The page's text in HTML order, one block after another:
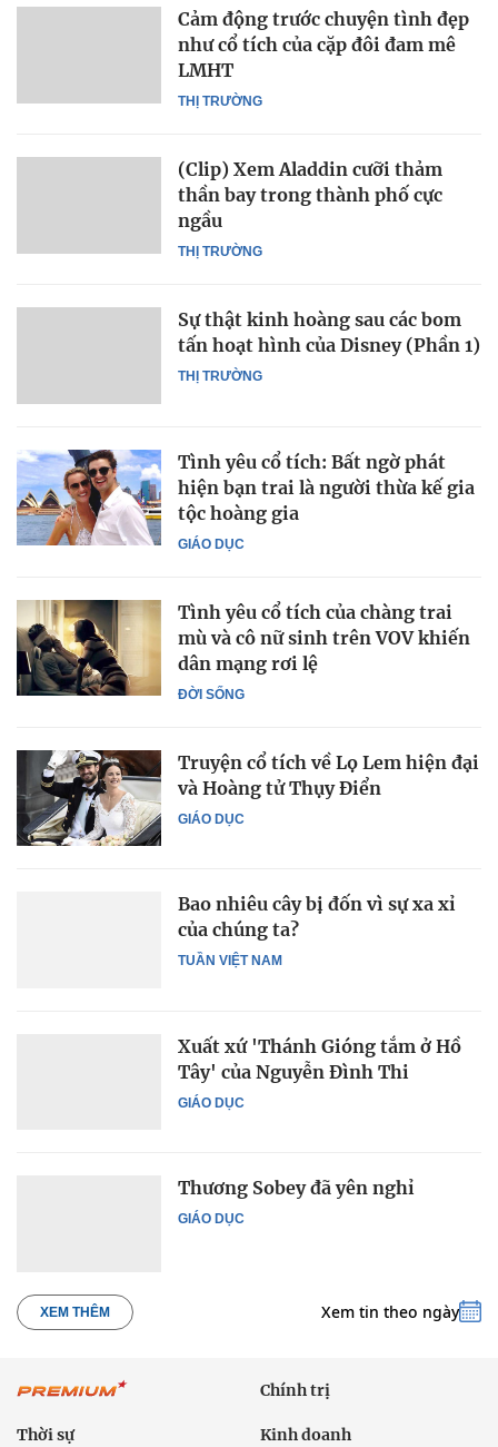
THỊ TRƯỜNG
Cảm động trước chuyện tình đẹp
như cổ tích của cặp đôi đam mê
LMHT
THỊ TRƯỜNG
(Clip) Xem Aladdin cưỡi thảm
thần bay trong thành phố cực
ngầu
THỊ TRƯỜNG
Sự thật kinh hoàng sau các bom
tấn hoạt hình của Disney (Phần 1)
GIÁO DỤC
Tình yêu cổ tích: Bất ngờ phát
hiện bạn trai là người thừa kế gia
tộc hoàng gia
ĐỜI SỐNG
Tình yêu cổ tích của chàng trai
mù và cô nữ sinh trên VOV khiến
dân mạng rơi lệ
GIÁO DỤC
Truyện cổ tích về Lọ Lem hiện đại
và Hoàng tử Thụy Điển
TUẦN VIỆT NAM
Bao nhiêu cây bị đốn vì sự xa xỉ
của chúng ta?
GIÁO DỤC
Xuất xứ 'Thánh Gióng tắm ở Hồ
Tây' của Nguyễn Đình Thi
GIÁO DỤC
Thương Sobey đã yên nghỉ
XEM THÊM Xem tin theo ngày
Chính trị
Thời sự Kinh doanh